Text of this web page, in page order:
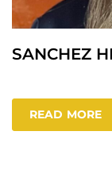
SANCHEZ
READ MORE